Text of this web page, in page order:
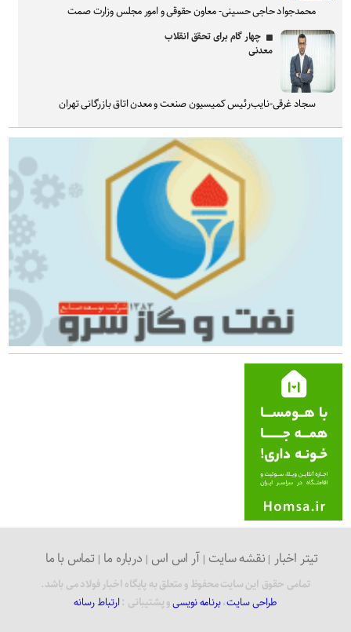
محمدجواد حاجی حسینی- معاون حقوقی و امور مجلس وزارت صمت
چهار گام برای تحقق انقلاب
معدنی
سجاد غرقی-نایب‌رئیس کمیسیون صنعت و معدن اتاق بازرگانی تهران
تیتر اخبار نقشه سایت آر اس اس درباره ما تماس با ما
تمامی حقوق این سایت محفوظ و متعلق به پایگاه اخبار فولاد می باشد.
طراحی سایت،برنامه نویسیو پشتیبانی :ارتباط رسانه